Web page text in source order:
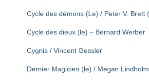
Cycle des démons (Le) / Peter V. Brett
Cycle des dieux (le) – Bernard Werber
Cygnis / Vincent Gessler
Dernier Magicien (le) / Megan Lindholm